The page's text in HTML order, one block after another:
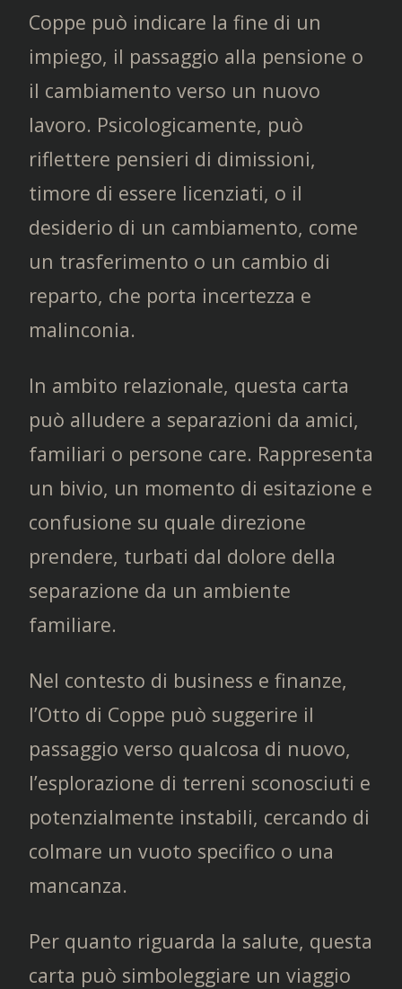
Coppe può indicare la fine di un
impiego, il passaggio alla pensione o
il cambiamento verso un nuovo
lavoro. Psicologicamente, può
riflettere pensieri di dimissioni,
timore di essere licenziati, o il
desiderio di un cambiamento, come
un trasferimento o un cambio di
reparto, che porta incertezza e
malinconia.
In ambito relazionale, questa carta
può alludere a separazioni da amici,
familiari o persone care. Rappresenta
un bivio, un momento di esitazione e
confusione su quale direzione
prendere, turbati dal dolore della
separazione da un ambiente
familiare.
Nel contesto di business e finanze,
l’Otto di Coppe può suggerire il
passaggio verso qualcosa di nuovo,
l’esplorazione di terreni sconosciuti e
potenzialmente instabili, cercando di
colmare un vuoto specifico o una
mancanza.
Per quanto riguarda la salute, questa
carta può simboleggiare un viaggio